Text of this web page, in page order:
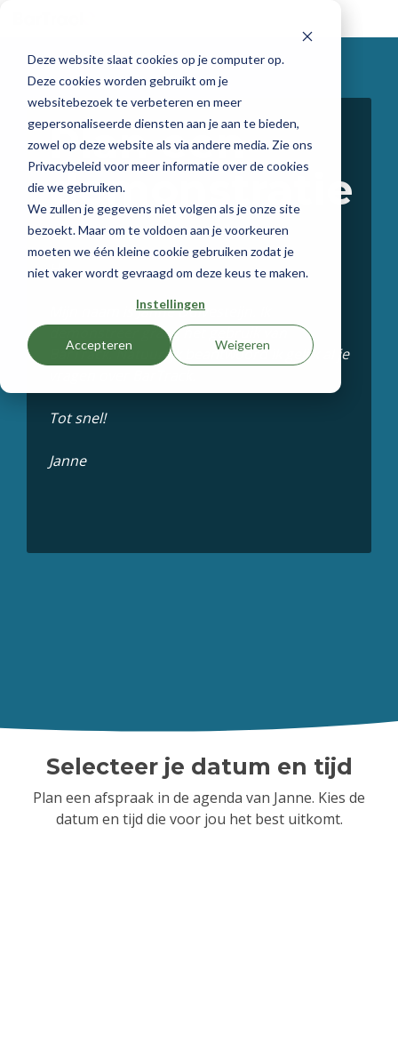
Deze website slaat cookies op je computer op.
Deze cookies worden gebruikt om je
websitebezoek te verbeteren en meer
gepersonaliseerde diensten aan je aan te bieden,
zowel op deze website als via andere media. Zie ons
Privacybeleid voor meer informatie over de cookies
die we gebruiken.
We zullen je gegevens niet volgen als je onze site
bezoekt. Maar om te voldoen aan je voorkeuren
moeten we één kleine cookie gebruiken zodat je
niet vaker wordt gevraagd om deze keus te maken.
Instellingen
Accepteren Weigeren
main
content.
Plan een
demonstratie
Hi,
Mijn naam is Janne Duivesteijn. Ik
demonstreer graag het gebruik van
BarTrack. Natuurlijk beantwoord ik gelijk al je
Tot snel!
Janne
Selecteer je datum en tijd
Plan een afspraak in de agenda van Janne. Kies de
datum en tijd die voor jou het best uitkomt.